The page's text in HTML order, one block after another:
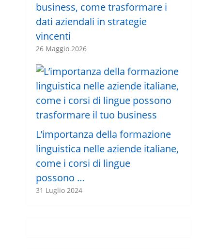
business, come trasformare i
dati aziendali in strategie
vincenti
26 Maggio 2026
L’importanza della formazione
linguistica nelle aziende italiane,
come i corsi di lingue
possono …
31 Luglio 2024